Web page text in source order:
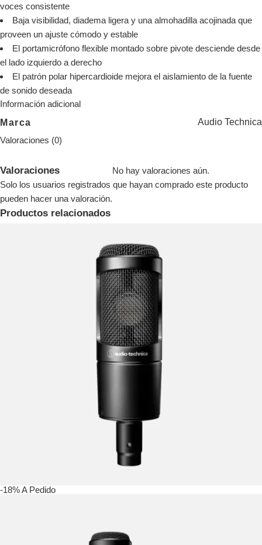
voces consistente
Baja visibilidad, diadema ligera y una almohadilla acojinada que
proveen un ajuste cómodo y estable
El portamicrófono flexible montado sobre pivote desciende desde
el lado izquierdo a derecho
El patrón polar hipercardioide mejora el aislamiento de la fuente
de sonido deseada
Información adicional
Marca Audio Technica
Valoraciones (0)
Valoraciones
No hay valoraciones aún.
Solo los usuarios registrados que hayan comprado este producto
pueden hacer una valoración.
Productos relacionados
-18%A Pedido